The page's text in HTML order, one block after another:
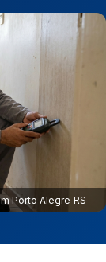
Porto Alegre‑RS